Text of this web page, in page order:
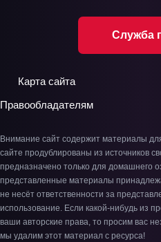
Служба
Карта сайта
Правообладателям
Внимание сайт содержит материалы
сайте продублированы из источников
предназначено только для домашнего
представленные материалы
не несёт ответственности за
использование. Если какой-нибудь из
ваши авторские права, то просим вас
мы удалим этот материал с ресурса!